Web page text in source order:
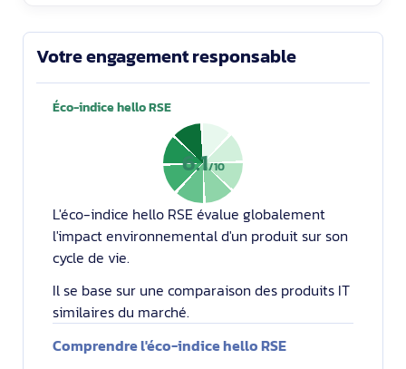
Votre engagement responsable
Éco-indice hello RSE
6.1/10
L'éco-indice hello RSE évalue globalement
l'impact environnemental d'un produit sur son
cycle de vie.
Il se base sur une comparaison des produits IT
similaires du marché.
Comprendre l'éco-indice hello RSE